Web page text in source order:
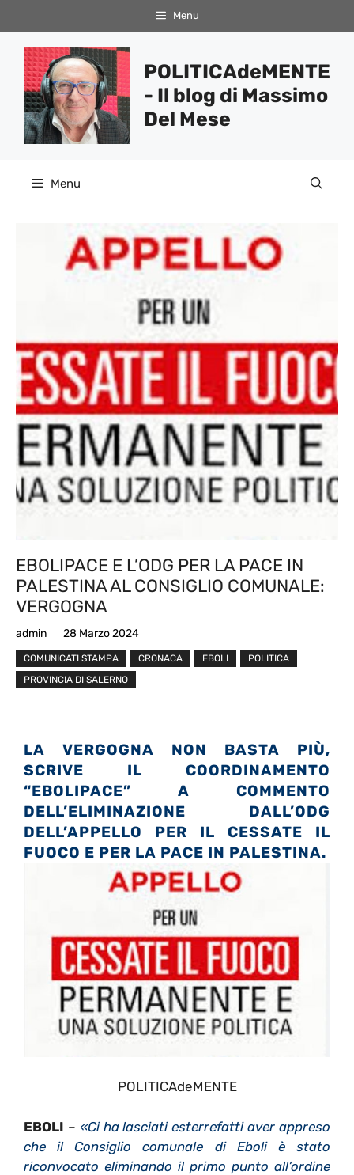
al
contenuto
Menu
POLITICAdeMENTE
- Il blog di Massimo
Del Mese
Menu
EBOLIPACE E L’ODG PER LA PACE IN
PALESTINA AL CONSIGLIO COMUNALE:
VERGOGNA
admin 28 Marzo 2024
COMUNICATI STAMPA CRONACA EBOLI
POLITICA
PROVINCIA DI SALERNO
LA VERGOGNA NON BASTA PIÙ,
SCRIVE IL COORDINAMENTO
“EBOLIPACE” A COMMENTO
DELL’ELIMINAZIONE DALL’ODG
DELL’APPELLO PER IL CESSATE IL
FUOCO E PER LA PACE IN PALESTINA.
POLITICAdeMENTE
EBOLI – «Ci ha lasciati esterrefatti aver appreso
che il Consiglio comunale di Eboli è stato
riconvocato eliminando il primo punto all’ordine